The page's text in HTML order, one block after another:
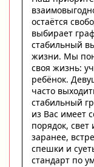
остаётся
выбирает
стабильный
жизни. Мы
своя жизнь:
ребёнок.
часто
стабильный
из Вас имеет
порядок,
заранее,
спешки и
стандарт по